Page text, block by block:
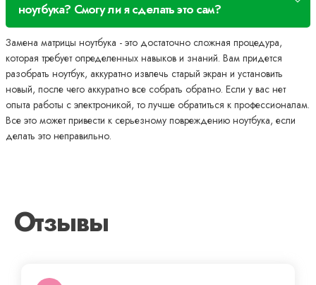
ноутбука? Смогу ли я сделать это сам?
Замена матрицы ноутбука - это достаточно сложная процедура,
которая требует определенных навыков и знаний. Вам придется
разобрать ноутбук, аккуратно извлечь старый экран и установить
новый, после чего аккуратно все собрать обратно. Если у вас нет
опыта работы с электроникой, то лучше обратиться к профессионалам.
Все это может привести к серьезному повреждению ноутбука, если
делать это неправильно.
Отзывы